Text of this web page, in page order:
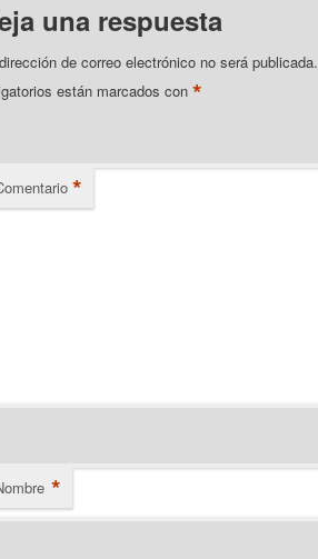
una respuesta
de correo electrónico no será publicada.
están marcados con *
*
*